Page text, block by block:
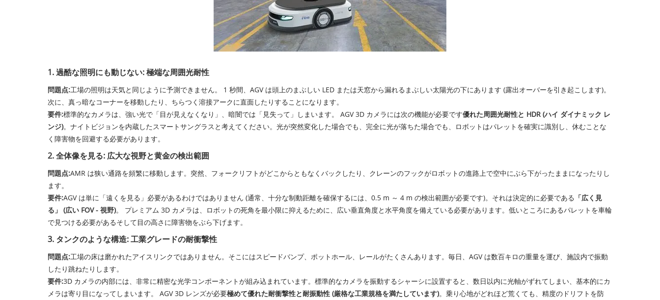
1. 過酷な照明にも動じない: 極端な周囲光耐性
問題点:工場の照明は天気と同じように予測できません。 1 秒間、AGV は頭上のまぶしい LED または天窓から漏れるまぶしい太陽光の下にあります (露出オーバーを引き起こします)。
次に、真っ暗なコーナーを移動したり、ちらつく溶接アークに直面したりすることになります。
要件:標準的なカメラは、強い光で「目が見えなくなり」、暗闇では「見失って」しまいます。 AGV 3D カメラには次の機能が必要です優れた周囲光耐性と HDR (ハイ ダイナミック レ
ンジ)。ナイトビジョンを内蔵したスマートサングラスと考えてください。光が突然変化した場合でも、完全に光が落ちた場合でも、ロボットはパレットを確実に識別し、休むことな
く障害物を回避する必要があります。
2. 全体像を見る: 広大な視野と黄金の検出範囲
問題点:AMR は狭い通路を頻繁に移動します。突然、フォークリフトがどこからともなくバックしたり、クレーンのフックがロボットの進路上で空中にぶら下がったままになったりし
ます。
要件:AGV は単に「遠くを見る」必要があるわけではありません (通常、十分な制動距離を確保するには、0.5 m ～ 4 m の検出範囲が必要です)。それは決定的に必要である 「広く見
る」 (広い FOV - 視野)。 プレミアム 3D カメラは、ロボットの死角を最小限に抑えるために、広い垂直角度と水平角度を備えている必要があります。低いところにあるパレットを車輪
で見つける必要があるそして目の高さに障害物をぶら下げます。
3. タンクのような構造: 工業グレードの耐衝撃性
問題点:工場の床は磨かれたアイスリンクではありません。そこにはスピードバンプ、ポットホール、レールがたくさんあります。毎日、AGV は数百キロの重量を運び、施設内で振動
したり跳ねたりします。
要件:3D カメラの内部には、非常に精密な光学コンポーネントが組み込まれています。標準的なカメラを振動するシャーシに設置すると、数日以内に光軸がずれてしまい、基本的にカ
メラは寄り目になってしまいます。 AGV 3D レンズが必要極めて優れた耐衝撃性と耐振動性 (厳格な工業規格を満たしています)。乗り心地がどれほど荒くても、精度のドリフトを防